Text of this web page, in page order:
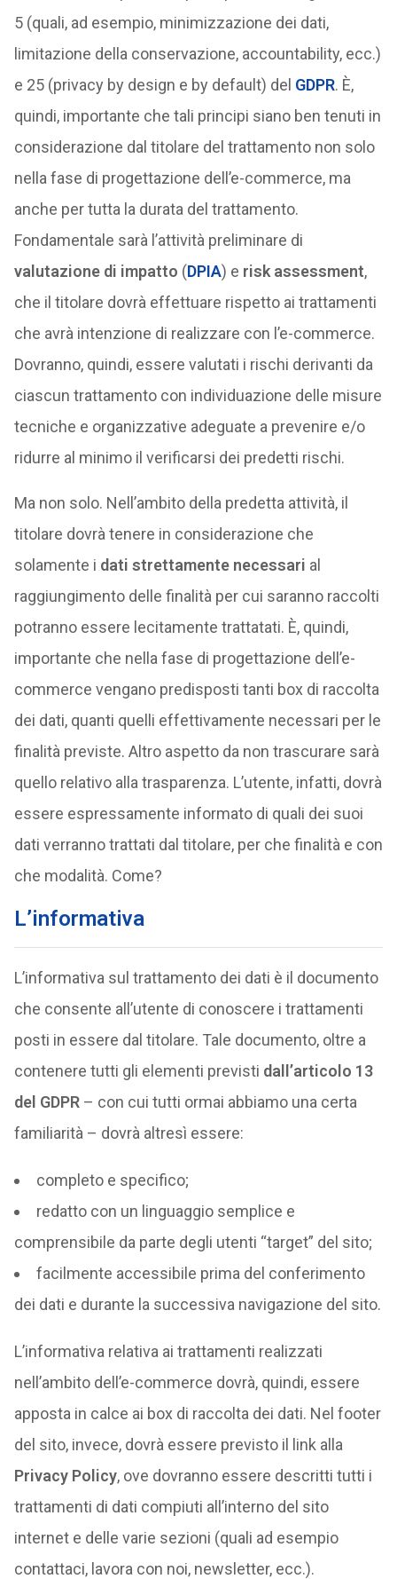
5 (quali, ad esempio, minimizzazione dei dati,
limitazione della conservazione, accountability, ecc.)
e 25 (privacy by design e by default) del GDPR. È,
quindi, importante che tali principi siano ben tenuti in
considerazione dal titolare del trattamento non solo
nella fase di progettazione dell’e-commerce, ma
anche per tutta la durata del trattamento.
Fondamentale sarà l’attività preliminare di
valutazione di impatto (DPIA) e risk assessment,
che il titolare dovrà effettuare rispetto ai trattamenti
che avrà intenzione di realizzare con l’e-commerce.
Dovranno, quindi, essere valutati i rischi derivanti da
ciascun trattamento con individuazione delle misure
tecniche e organizzative adeguate a prevenire e/o
ridurre al minimo il verificarsi dei predetti rischi.
Ma non solo. Nell’ambito della predetta attività, il
titolare dovrà tenere in considerazione che
solamente i dati strettamente necessari al
raggiungimento delle finalità per cui saranno raccolti
potranno essere lecitamente trattatati. È, quindi,
importante che nella fase di progettazione dell’e-
commerce vengano predisposti tanti box di raccolta
dei dati, quanti quelli effettivamente necessari per le
finalità previste. Altro aspetto da non trascurare sarà
quello relativo alla trasparenza. L’utente, infatti, dovrà
essere espressamente informato di quali dei suoi
dati verranno trattati dal titolare, per che finalità e con
che modalità. Come?
L’informativa
L’informativa sul trattamento dei dati è il documento
che consente all’utente di conoscere i trattamenti
posti in essere dal titolare. Tale documento, oltre a
contenere tutti gli elementi previsti dall’articolo 13
del GDPR– con cui tutti ormai abbiamo una certa
familiarità – dovrà altresì essere:
completo e specifico;
redatto con un linguaggio semplice e
comprensibile da parte degli utenti “target” del sito;
facilmente accessibile prima del conferimento
dei dati e durante la successiva navigazione del sito.
L’informativa relativa ai trattamenti realizzati
nell’ambito dell’e-commerce dovrà, quindi, essere
apposta in calce ai box di raccolta dei dati. Nel footer
del sito, invece, dovrà essere previsto il link alla
Privacy Policy, ove dovranno essere descritti tutti i
trattamenti di dati compiuti all’interno del sito
internet e delle varie sezioni (quali ad esempio
contattaci, lavora con noi, newsletter, ecc.).